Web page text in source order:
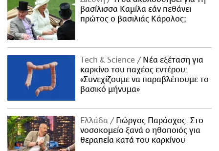
βασίλισσα Καμίλα εάν πεθάνει
πρώτος ο βασιλιάς Κάρολος;
Τech & Science
Νέα εξέταση για
καρκίνο του παχέος εντέρου:
«Συνεχίζουμε να παραβλέπουμε το
βασικό μήνυμα»
Ελλάδα
Γιώργος Παράσχος: Στο
νοσοκομείο ξανά ο ηθοποιός για
θεραπεία κατά του καρκίνου